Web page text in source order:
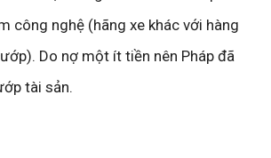
công nghệ (hãng xe khác với hàng
Do nợ một ít tiền nên Pháp đã
tài sản.